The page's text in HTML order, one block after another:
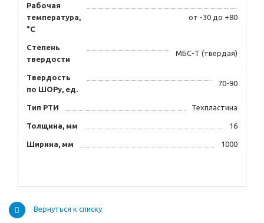
Рабочая
температура,
°C
от -30 до +80
Степень
твердости
МБС-Т (твердая)
Твердость
по ШОРу, ед.
70-90
Тип РТИ Техпластина
Толщина, мм 16
Ширина, мм 1000
Вернуться к списку